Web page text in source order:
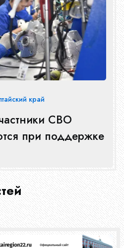
край
СВО
при поддержке